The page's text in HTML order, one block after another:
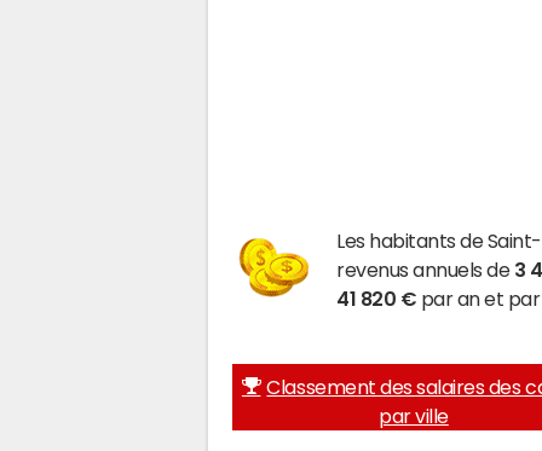
Les habitants de
revenus annuels de 3
41 820 € par an et
Classement des salaires des
par ville